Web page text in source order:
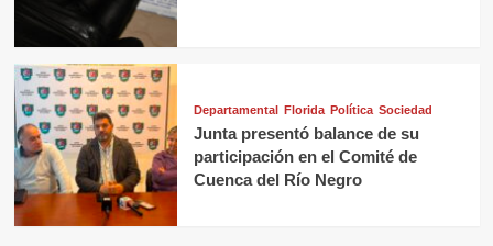
Departamental Florida Política Sociedad
Junta presentó balance de su
participación en el Comité de
Cuenca del Río Negro